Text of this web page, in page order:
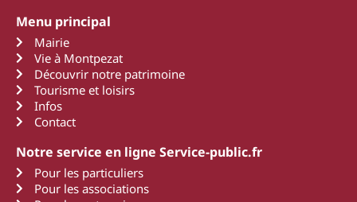
Menu principal
Mairie
Vie à Montpezat
Découvrir notre patrimoine
Tourisme et loisirs
Infos
Contact
Notre service en ligne Service-public.fr
Pour les particuliers
Pour les associations